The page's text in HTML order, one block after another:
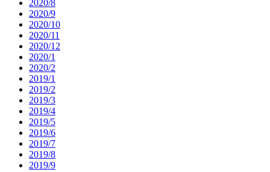
2020/8
2020/9
2020/10
2020/11
2020/12
2020/1
2020/2
2019/1
2019/2
2019/3
2019/4
2019/5
2019/6
2019/7
2019/8
2019/9